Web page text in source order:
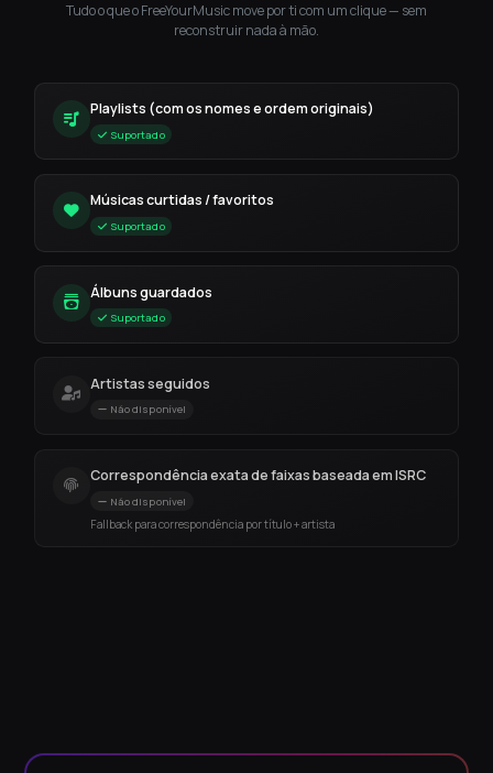
Tudo o que o FreeYourMusic move por ti com um clique — sem
reconstruir nada à mão.
Playlists (com os nomes e ordem originais)
Suportado
Músicas curtidas / favoritos
Suportado
Álbuns guardados
Suportado
Artistas seguidos
Não disponível
Correspondência exata de faixas baseada em ISRC
Não disponível
Fallback para correspondência por título + artista